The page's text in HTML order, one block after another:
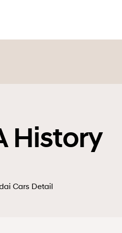
History
Cars Detail